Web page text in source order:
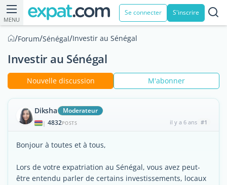
MENU
Se connecter S'inscrire
/Forum/Sénégal/Investir au Sénégal
Investir au Sénégal
Nouvelle discussion M'abonner
Diksha Moderateur
| 4832POSTS il y a 6 ans #1
Bonjour à toutes et à tous,
Lors de votre expatriation au Sénégal, vous avez peut-
être entendu parler de certains investissements, locaux